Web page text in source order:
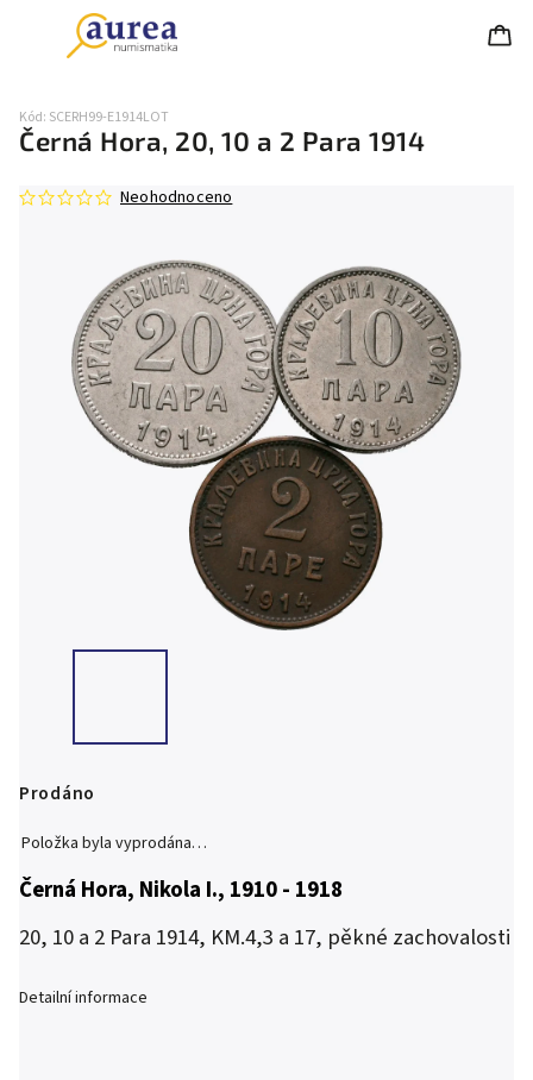
Černá Hora, 20, 10 a 2 Para 1914
Kód: SCERH99-E1914LOT
Neohodnoceno
Prodáno
Položka byla vyprodána…
Černá Hora, Nikola I., 1910 - 1918
20, 10 a 2 Para 1914, KM.4,3 a 17, pěkné zachovalosti
Detailní informace